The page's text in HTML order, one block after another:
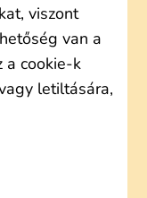
viszont
van a
a cookie-k
letiltására,